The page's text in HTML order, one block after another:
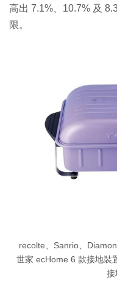
高出 7.1%、10.7% 及
限。
recolte、Sanrio、
世家 ecHome 6 款接地裝
接